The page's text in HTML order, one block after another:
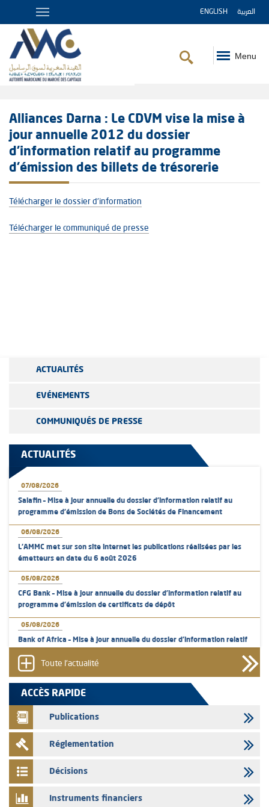
ENGLISH العربية
Menu
Alliances Darna : Le CDVM vise la mise à
jour annuelle 2012 du dossier
d'information relatif au programme
d'émission des billets de trésorerie
Télécharger le dossier d'information
Télécharger le communiqué de presse
ACTUALITÉS
EVÉNEMENTS
COMMUNIQUÉS DE PRESSE
ACTUALITÉS
07/08/2026
Salafin – Mise à jour annuelle du dossier d’information relatif au
programme d'émission de Bons de Sociétés de Financement
06/08/2026
L’AMMC met sur son site internet les publications réalisées par les
émetteurs en date du 6 août 2026
05/08/2026
CFG Bank – Mise à jour annuelle du dossier d’information relatif au
programme d'émission de certificats de dépôt
05/08/2026
Bank of Africa – Mise à jour annuelle du dossier d’information relatif
05/08/2026
L’AMMC met sur son site internet les publications réalisées par les
émetteurs en date du 5 août 2026
04/08/2026
L’AMMC met sur son site internet les publications réalisées par les
émetteurs en date du 4 août 2026
Saham Bank – Mise à jour annuelle du dossier d’information relatif au
Toute l'actualité
ACCÈS RAPIDE
Publications
Réglementation
Décisions
Instruments financiers